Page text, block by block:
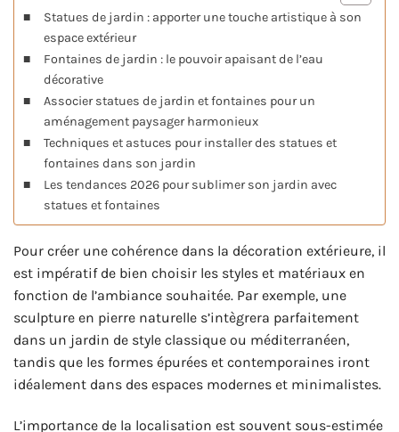
Statues de jardin : apporter une touche artistique à son
espace extérieur
Fontaines de jardin : le pouvoir apaisant de l’eau
décorative
Associer statues de jardin et fontaines pour un
aménagement paysager harmonieux
Techniques et astuces pour installer des statues et
fontaines dans son jardin
Les tendances 2026 pour sublimer son jardin avec
statues et fontaines
Pour créer une cohérence dans la décoration extérieure, il
est impératif de bien choisir les styles et matériaux en
fonction de l’ambiance souhaitée. Par exemple, une
sculpture en pierre naturelle s’intègrera parfaitement
dans un jardin de style classique ou méditerranéen,
tandis que les formes épurées et contemporaines iront
idéalement dans des espaces modernes et minimalistes.
L’importance de la localisation est souvent sous-estimée